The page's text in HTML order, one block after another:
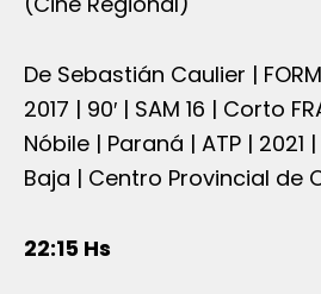
De Sebastián Caulier |
2017 | 90′ | SAM 16 | Corto
Nóbile | Paraná | ATP | 2021 |
Baja | Centro Provincial de
22:15 Hs